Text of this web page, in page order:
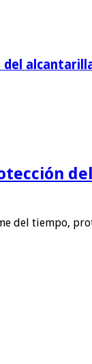
del tiempo,